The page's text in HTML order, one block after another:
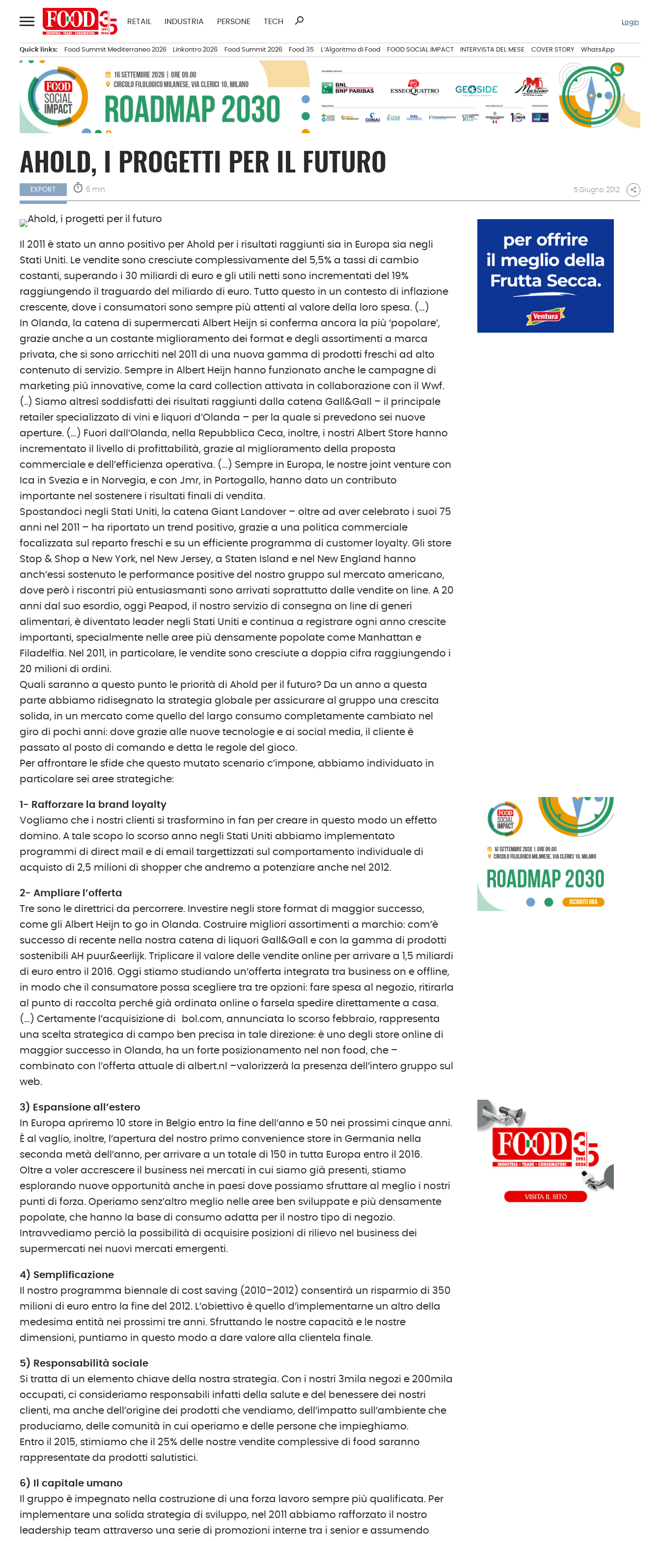
al
contenuto
RETAIL INDUSTRIA PERSONE TECH
Ricerca
search Login
Quick links: Food Summit Mediterraneo 2026 Linkontro 2026 Food Summit 2026 Food 35 L’Algoritmo di Food FOOD SOCIAL IMPACT INTERVISTA DEL MESE COVER STORY WhatsApp
AHOLD, I PROGETTI PER IL FUTURO
EXPORT timer 6 min. 5 Giugno 2012 share
Il 2011 è stato un anno positivo per Ahold per i risultati raggiunti sia in Europa sia negli
Stati Uniti. Le vendite sono cresciute complessivamente del 5,5% a tassi di cambio
costanti, superando i 30 miliardi di euro e gli utili netti sono incrementati del 19%
raggiungendo il traguardo del miliardo di euro. Tutto questo in un contesto di inflazione
crescente, dove i consumatori sono sempre più attenti al valore della loro spesa. (…)
In Olanda, la catena di supermercati Albert Heijn si conferma ancora la più ‘popolare’,
grazie anche a un costante miglioramento dei format e degli assortimenti a marca
privata, che si sono arricchiti nel 2011 di una nuova gamma di prodotti freschi ad alto
contenuto di servizio. Sempre in Albert Heijn hanno funzionato anche le campagne di
marketing più innovative, come la card collection attivata in collaborazione con il Wwf.
(..) Siamo altresì soddisfatti dei risultati raggiunti dalla catena Gall&Gall – il principale
retailer specializzato di vini e liquori d’Olanda – per la quale si prevedono sei nuove
aperture. (…) Fuori dall’Olanda, nella Repubblica Ceca, inoltre, i nostri Albert Store hanno
incrementato il livello di profittabilità, grazie al miglioramento della proposta
commerciale e dell’efficienza operativa. (…) Sempre in Europa, le nostre joint venture con
Ica in Svezia e in Norvegia, e con Jmr, in Portogallo, hanno dato un contributo
importante nel sostenere i risultati finali di vendita.
Spostandoci negli Stati Uniti, la catena Giant Landover – oltre ad aver celebrato i suoi 75
anni nel 2011 – ha riportato un trend positivo, grazie a una politica commerciale
focalizzata sul reparto freschi e su un efficiente programma di customer loyalty. Gli store
Stop & Shop a New York, nel New Jersey, a Staten Island e nel New England hanno
anch’essi sostenuto le performance positive del nostro gruppo sul mercato americano,
dove però i riscontri più entusiasmanti sono arrivati soprattutto dalle vendite on line. A 20
anni dal suo esordio, oggi Peapod, il nostro servizio di consegna on line di generi
alimentari, è diventato leader negli Stati Uniti e continua a registrare ogni anno crescite
importanti, specialmente nelle aree più densamente popolate come Manhattan e
Filadelfia. Nel 2011, in particolare, le vendite sono cresciute a doppia cifra raggiungendo i
20 milioni di ordini.
Quali saranno a questo punto le priorità di Ahold per il futuro? Da un anno a questa
parte abbiamo ridisegnato la strategia globale per assicurare al gruppo una crescita
solida, in un mercato come quello del largo consumo completamente cambiato nel
giro di pochi anni: dove grazie alle nuove tecnologie e ai social media, il cliente è
passato al posto di comando e detta le regole del gioco.
Per affrontare le sfide che questo mutato scenario c’impone, abbiamo individuato in
particolare sei aree strategiche:
1- Rafforzare la brand loyalty
Vogliamo che i nostri clienti si trasformino in fan per creare in questo modo un effetto
domino. A tale scopo lo scorso anno negli Stati Uniti abbiamo implementato
programmi di direct mail e di email targettizzati sul comportamento individuale di
acquisto di 2,5 milioni di shopper che andremo a potenziare anche nel 2012.
2- Ampliare l’offerta
Tre sono le direttrici da percorrere. Investire negli store format di maggior successo,
come gli Albert Heijn to go in Olanda. Costruire migliori assortimenti a marchio: com’è
successo di recente nella nostra catena di liquori Gall&Gall e con la gamma di prodotti
sostenibili AH puur&eerlijk. Triplicare il valore delle vendite online per arrivare a 1,5 miliardi
di euro entro il 2016. Oggi stiamo studiando un’offerta integrata tra business on e offline,
in modo che il consumatore possa scegliere tra tre opzioni: fare spesa al negozio, ritirarla
al punto di raccolta perché già ordinata online o farsela spedire direttamente a casa.
(…) Certamente l’acquisizione di bol.com, annunciata lo scorso febbraio, rappresenta
una scelta strategica di campo ben precisa in tale direzione: è uno degli store online di
maggior successo in Olanda, ha un forte posizionamento nel non food, che –
combinato con l’offerta attuale di albert.nl –valorizzerà la presenza dell’intero gruppo sul
web.
3) Espansione all’estero
In Europa apriremo 10 store in Belgio entro la fine dell’anno e 50 nei prossimi cinque anni.
È al vaglio, inoltre, l’apertura del nostro primo convenience store in Germania nella
seconda metà dell’anno, per arrivare a un totale di 150 in tutta Europa entro il 2016.
Oltre a voler accrescere il business nei mercati in cui siamo già presenti, stiamo
esplorando nuove opportunità anche in paesi dove possiamo sfruttare al meglio i nostri
punti di forza. Operiamo senz’altro meglio nelle aree ben sviluppate e più densamente
popolate, che hanno la base di consumo adatta per il nostro tipo di negozio.
Intravvediamo perciò la possibilità di acquisire posizioni di rilievo nel business dei
supermercati nei nuovi mercati emergenti.
4) Semplificazione
Il nostro programma biennale di cost saving (2010–2012) consentirà un risparmio di 350
milioni di euro entro la fine del 2012. L’obiettivo è quello d’implementarne un altro della
medesima entità nei prossimi tre anni. Sfruttando le nostre capacità e le nostre
dimensioni, puntiamo in questo modo a dare valore alla clientela finale.
5) Responsabilità sociale
Si tratta di un elemento chiave della nostra strategia. Con i nostri 3mila negozi e 200mila
occupati, ci consideriamo responsabili infatti della salute e del benessere dei nostri
clienti, ma anche dell’origine dei prodotti che vendiamo, dell’impatto sull’ambiente che
produciamo, delle comunità in cui operiamo e delle persone che impieghiamo.
Entro il 2015, stimiamo che il 25% delle nostre vendite complessive di food saranno
rappresentate da prodotti salutistici.
6) Il capitale umano
Il gruppo è impegnato nella costruzione di una forza lavoro sempre più qualificata. Per
implementare una solida strategia di sviluppo, nel 2011 abbiamo rafforzato il nostro
leadership team attraverso una serie di promozioni interne tra i senior e assumendo